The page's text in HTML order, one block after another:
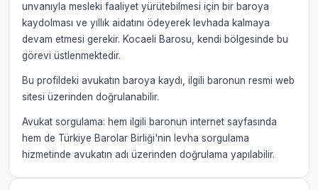
unvanıyla mesleki faaliyet yürütebilmesi için bir baroya
kaydolması ve yıllık aidatını ödeyerek levhada kalmaya
devam etmesi gerekir. Kocaeli Barosu, kendi bölgesinde bu
görevi üstlenmektedir.
Bu profildeki avukatın baroya kaydı, ilgili baronun resmi web
sitesi üzerinden doğrulanabilir.
Avukat sorgulama: hem ilgili baronun internet sayfasında
hem de Türkiye Barolar Birliği'nin levha sorgulama
hizmetinde avukatın adı üzerinden doğrulama yapılabilir.